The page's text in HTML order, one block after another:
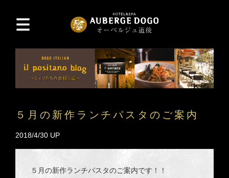
５月の新作ランチパスタのご案内
2018/4/30 UP
５月の新作ランチパスタのご案内です！！